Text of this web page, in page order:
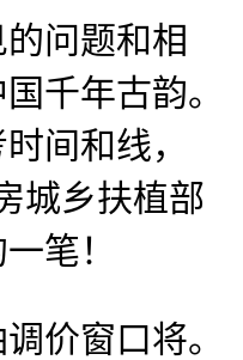
问题和相
千年古韵。
间和线，
城乡扶植部
笔！
价窗口将。